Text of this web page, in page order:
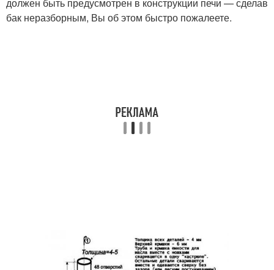
бак неразборным, Вы об этом быстро пожалеете.